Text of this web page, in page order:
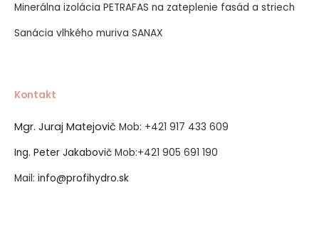
Minerálna izolácia PETRAFAS na zateplenie fasád a striech
Sanácia vlhkého muriva SANAX
Kontakt
Mgr. Juraj Matejovič Mob: +421 917 433 609
Ing. Peter Jakabovič Mob:+421 905 691 190
Mail: info@profihydro.sk